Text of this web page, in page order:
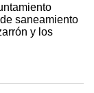
saneamiento
y los